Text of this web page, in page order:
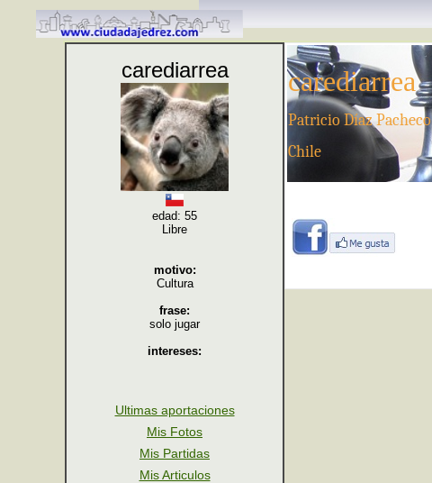
carediarrea
edad: 55
Libre
motivo:
Cultura
frase:
solo jugar
intereses:
Ultimas aportaciones
Mis Fotos
Mis Partidas
Mis Articulos
carediarrea
Patricio Díaz Pacheco
Chile